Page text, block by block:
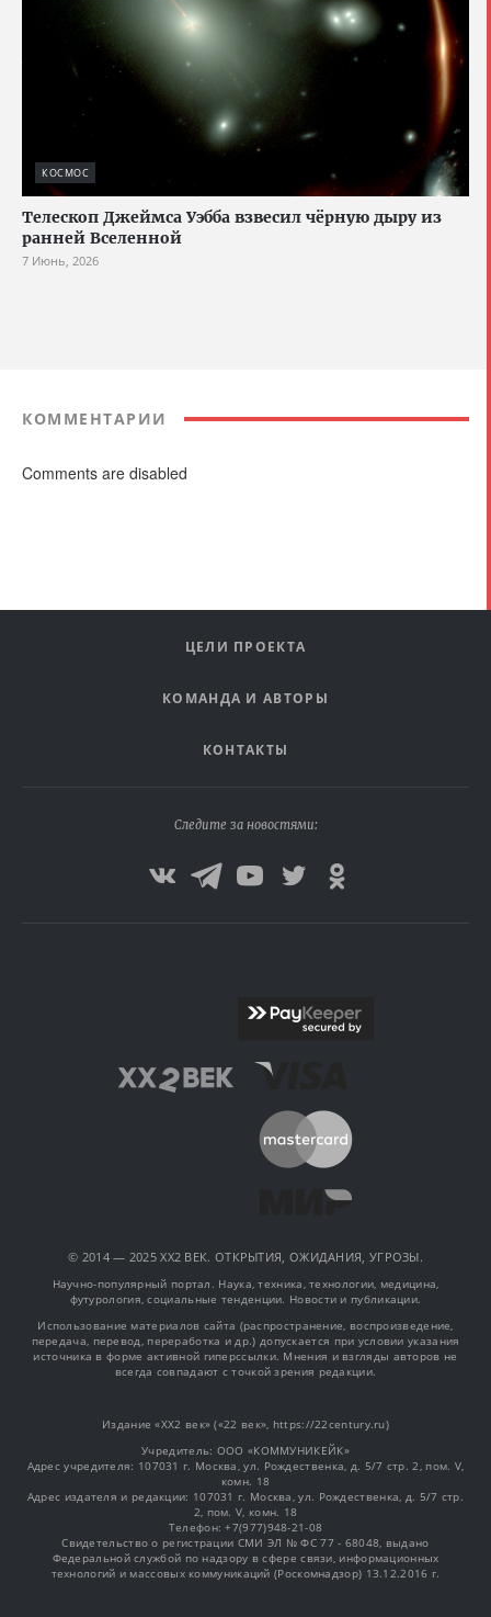
КОСМОС
Телескоп Джеймса Уэбба взвесил чёрную дыру из
ранней Вселенной
7 Июнь, 2026
КОММЕНТАРИИ
Comments are disabled
ЦЕЛИ ПРОЕКТА
КОМАНДА И АВТОРЫ
КОНТАКТЫ
Следите за новостями:
© 2014 — 2025 XX2 ВЕК. ОТКРЫТИЯ, ОЖИДАНИЯ, УГРОЗЫ.
Научно-популярный портал. Наука, техника, технологии, медицина,
футурология, социальные тенденции. Новости и публикации.
Использование материалов сайта (распространение, воспроизведение,
передача, перевод, переработка и др.) допускается при условии указания
источника в форме активной гиперссылки. Мнения и взгляды авторов не
всегда совпадают с точкой зрения редакции.
Издание «XX2 век» («22 век», https://22century.ru)
Учредитель: OOO «КОММУНИКЕЙК»
Адрес учредителя: 107031 г. Москва, ул. Рождественка, д. 5/7 стр. 2, пом. V,
комн. 18
Адрес издателя и редакции: 107031 г. Москва, ул. Рождественка, д. 5/7 стр.
2, пом. V, комн. 18
Телефон: +7(977)948-21-08
Свидетельство о регистрации СМИ ЭЛ № ФС 77 - 68048, выдано
Федеральной службой по надзору в сфере связи, информационных
технологий и массовых коммуникаций (Роскомнадзор) 13.12.2016 г.